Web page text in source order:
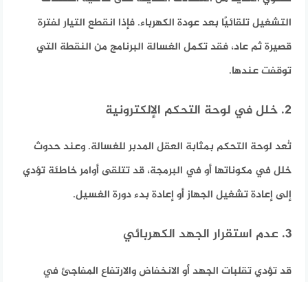
التشغيل تلقائيًا بعد عودة الكهرباء. فإذا انقطع التيار لفترة
قصيرة ثم عاد، فقد تكمل الغسالة البرنامج من النقطة التي
توقفت عندها.
2. خلل في لوحة التحكم الإلكترونية
تُعد لوحة التحكم بمثابة العقل المدبر للغسالة. وعند حدوث
خلل في مكوناتها أو في البرمجة، قد تتلقى أوامر خاطئة تؤدي
إلى إعادة تشغيل الجهاز أو إعادة بدء دورة الغسيل.
3. عدم استقرار الجهد الكهربائي
قد تؤدي تقلبات الجهد أو الانخفاض والارتفاع المفاجئ في